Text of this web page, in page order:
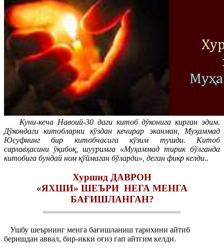
Куни-кеча Навоий-30 даги китоб дўконига кирган эдим.
Дўкондаги китобларни кўздан кечирар эканман, Муҳаммад
Юсуфнинг бир китобчасига кўзим тушди. Китоб
сарлавҳасини ўқибоқ, шууримга «Муҳаммад тирик бўлганда
китобига бундай ном қўймаган бўларди», деган фикр келди..
Хуршид ДАВРОН
«ЯХШИ» ШЕЪРИ НЕГА МЕНГА
БАҒИШЛАНГАН?
Ушбу шеърнинг менга бағишланиш тарихини айтиб
беришдан аввал, бир-икки оғиз гап айтгим келди.